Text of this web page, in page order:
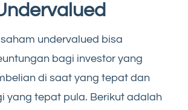
undervalued bisa
bagi investor yang
di saat yang tepat dan
yang tepat pula. Berikut adalah